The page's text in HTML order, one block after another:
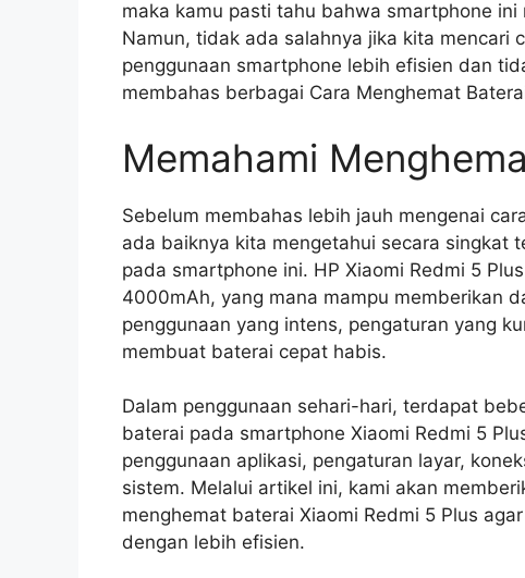
maka kamu pasti tahu bahwa smartphone
Namun, tidak ada salahnya jika kita mencari
penggunaan smartphone lebih efisien dan
membahas berbagai Cara Menghemat
Memahami
Sebelum membahas lebih jauh mengenai
ada baiknya kita mengetahui secara singkat
pada smartphone ini. HP Xiaomi Redmi 5
4000mAh, yang mana mampu memberikan
penggunaan yang intens, pengaturan yang
membuat baterai cepat habis.
Dalam penggunaan sehari-hari, terdapat
baterai pada smartphone Xiaomi Redmi 5
penggunaan aplikasi, pengaturan layar,
sistem. Melalui artikel ini, kami akan
menghemat baterai Xiaomi Redmi 5 Plus
dengan lebih efisien.